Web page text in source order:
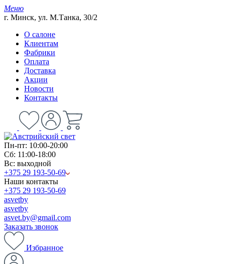
Меню
г. Минск, ул. М.Танка, 30/2
О салоне
Клиентам
Фабрики
Оплата
Доставка
Акции
Новости
Контакты
Пн-пт: 10:00-20:00
Сб: 11:00-18:00
Вс: выходной
+375 29 193-50-69
Наши контакты
+375 29 193-50-69
asvetby
asvetby
asvet.by@gmail.com
Заказать звонок
Избранное